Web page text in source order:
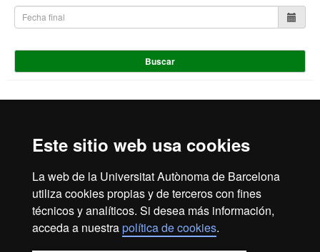
Este sitio web usa cookies
La web de la Universitat Autònoma de Barcelona
utiliza cookies propias y de terceros con fines
técnicos y analíticos. Si desea más información,
acceda a nuestrapolítica de cookies.
Buscar
Canal interno de información Protección de datos
Sobre la web
Fundació UAB | Universitat Autònoma de Barcelona
La Fundació Universitat Autònoma de Barcelona es una
entidad creada en el seno de la Universitat Autònoma de